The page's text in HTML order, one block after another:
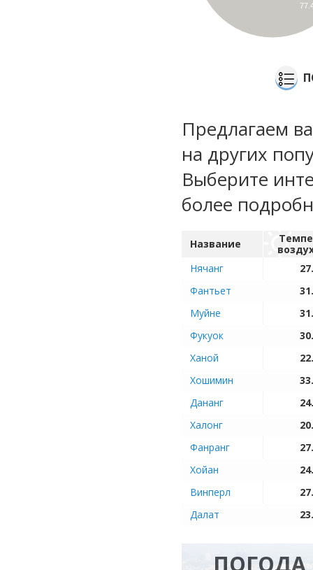
Предлагаем
на других
Выберите
более
Название
Нячанг
Фантьет
Муйне
Фукуок
Ханой
Хошимин
Дананг
Халонг
Фанранг
Хойан
Винперл
Далат